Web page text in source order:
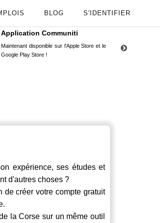
BLOG S'IDENTIFIER
Application Communiti
Maintenant disponible sur l'Apple Store et le
Google Play Store !
expérience, ses études et
d'autres choses ?
de créer votre compte gratuit
la Corse sur un même outil